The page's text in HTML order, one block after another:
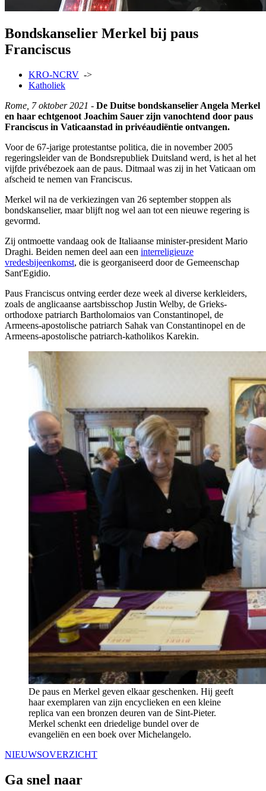
Bondskanselier Merkel bij paus
Franciscus
KRO-NCRV ->
Katholiek
Rome, 7 oktober 2021 - De Duitse bondskanselier Angela Merkel
en haar echtgenoot Joachim Sauer zijn vanochtend door paus
Franciscus in Vaticaanstad in privéaudiëntie ontvangen.
Voor de 67-jarige protestantse politica, die in november 2005
regeringsleider van de Bondsrepubliek Duitsland werd, is het al het
vijfde privébezoek aan de paus. Ditmaal was zij in het Vaticaan om
afscheid te nemen van Franciscus.
Merkel wil na de verkiezingen van 26 september stoppen als
bondskanselier, maar blijft nog wel aan tot een nieuwe regering is
gevormd.
Zij ontmoette vandaag ook de Italiaanse minister-president Mario
Draghi. Beiden nemen deel aan een interreligieuze
vredesbijeenkomst, die is georganiseerd door de Gemeenschap
Sant'Egidio.
Paus Franciscus ontving eerder deze week al diverse kerkleiders,
zoals de anglicaanse aartsbisschop Justin Welby, de Grieks-
orthodoxe patriarch Bartholomaios van Constantinopel, de
Armeens-apostolische patriarch Sahak van Constantinopel en de
Armeens-apostolische patriarch-katholikos Karekin.
De paus en Merkel geven elkaar geschenken. Hij geeft
haar exemplaren van zijn encyclieken en een kleine
replica van een bronzen deuren van de Sint-Pieter.
Merkel schenkt een driedelige bundel over de
evangeliën en een boek over Michelangelo.
NIEUWSOVERZICHT
Ga snel naar